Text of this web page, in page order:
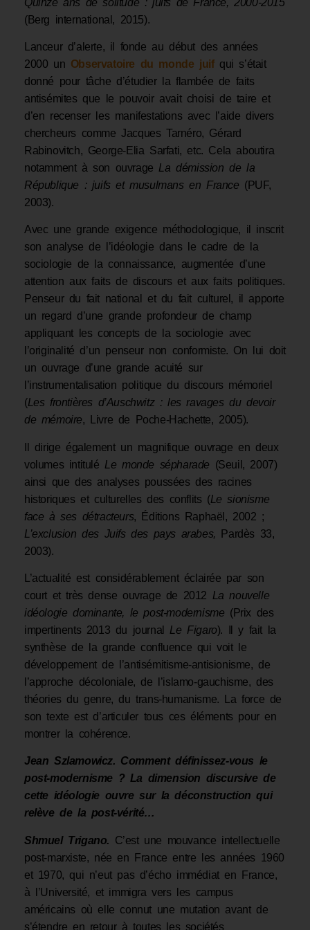
(Berg international, 2015).
Lanceur d’alerte, il fonde au début des années
2000 un Observatoire du monde juifqui s’était
donné pour tâche d’étudier la flambée de faits
antisémites que le pouvoir avait choisi de taire et
d’en recenser les manifestations avec l’aide divers
chercheurs comme Jacques Tarnéro, Gérard
Rabinovitch, George-Elia Sarfati, etc. Cela aboutira
notamment à son ouvrage La démission de la
République : juifs et musulmans en France (PUF,
2003).
Avec une grande exigence méthodologique, il inscrit
son analyse de l’idéologie dans le cadre de la
sociologie de la connaissance, augmentée d’une
attention aux faits de discours et aux faits politiques.
Penseur du fait national et du fait culturel, il apporte
un regard d’une grande profondeur de champ
appliquant les concepts de la sociologie avec
l’originalité d’un penseur non conformiste. On lui doit
un ouvrage d’une grande acuité sur
l’instrumentalisation politique du discours mémoriel
(Les frontières d’Auschwitz : les ravages du devoir
de mémoire, Livre de Poche-Hachette, 2005).
Il dirige également un magnifique ouvrage en deux
volumes intitulé Le monde sépharade (Seuil, 2007)
ainsi que des analyses poussées des racines
historiques et culturelles des conflits (Le sionisme
face à ses détracteurs, Éditions Raphaël, 2002 ;
L’exclusion des Juifs des pays arabes, Pardès 33,
2003).
L’actualité est considérablement éclairée par son
court et très dense ouvrage de 2012 La nouvelle
idéologie dominante, le post-modernisme (Prix des
impertinents 2013 du journal Le Figaro). Il y fait la
synthèse de la grande confluence qui voit le
développement de l’antisémitisme-antisionisme, de
l’approche décoloniale, de l’islamo-gauchisme, des
théories du genre, du trans-humanisme. La force de
son texte est d’articuler tous ces éléments pour en
montrer la cohérence.
Jean Szlamowicz. Comment définissez-vous le
post-modernisme ? La dimension discursive de
cette idéologie ouvre sur la déconstruction qui
relève de la post-vérité…
Shmuel Trigano. C’est une mouvance intellectuelle
post-marxiste, née en France entre les années 1960
et 1970, qui n’eut pas d’écho immédiat en France,
à l’Université, et immigra vers les campus
américains où elle connut une mutation avant de
s’étendre en retour à toutes les sociétés